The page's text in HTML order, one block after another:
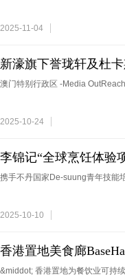
2025-11-04
新濠旗下誉珑轩及杜
澳门特别行政区 -Media
2025-10-24
李锦记“全球烹饪体验
携手不丹国家De-suung青年技能
2025-10-10
香港置地美食廊
&middot; 香港置地为餐饮业可持